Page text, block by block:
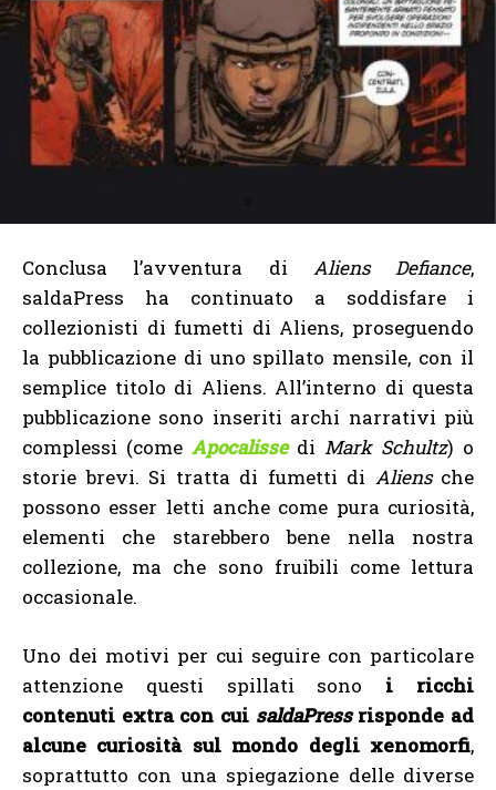
Conclusa l’avventura di Aliens Defiance,
saldaPress ha continuato a soddisfare i
collezionisti di fumetti di Aliens, proseguendo
la pubblicazione di uno spillato mensile, con il
semplice titolo di Aliens. All’interno di questa
pubblicazione sono inseriti archi narrativi più
complessi (come Apocalissedi Mark Schultz) o
storie brevi. Si tratta di fumetti di Aliensche
possono esser letti anche come pura curiosità,
elementi che starebbero bene nella nostra
collezione, ma che sono fruibili come lettura
occasionale.
Uno dei motivi per cui seguire con particolare
attenzione questi spillati sono i ricchi
contenuti extra con cui saldaPressrisponde ad
alcune curiosità sul mondo degli xenomorfi,
soprattutto con una spiegazione delle diverse